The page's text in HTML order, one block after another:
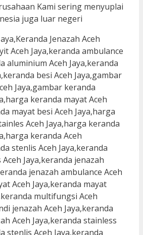
Kami sering menyuplai
juga luar negeri